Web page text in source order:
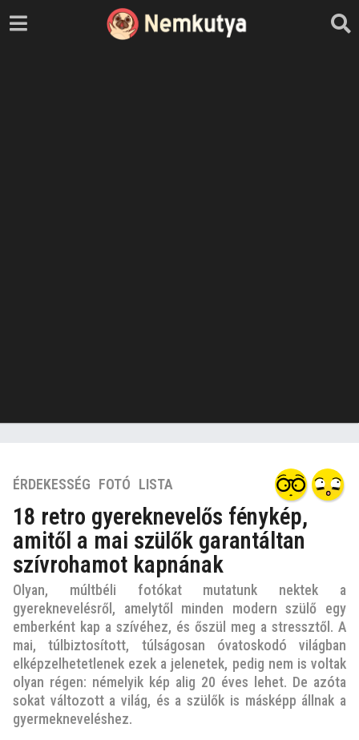
7
v
e
z
e
l
ő
t
7
é
v
ÉRDEKESSÉG ,FOTÓ ,LISTA
18 retro gyereknevelős fénykép,
amitől a mai szülők garantáltan
szívrohamot kapnának
Olyan, múltbéli fotókat mutatunk nektek a
gyereknevelésről, amelytől minden modern szülő egy
emberként kap a szívéhez, és őszül meg a stressztől. A
mai, túlbiztosított, túlságosan óvatoskodó világban
elképzelhetetlenek ezek a jelenetek, pedig nem is voltak
olyan régen: némelyik kép alig 20 éves lehet. De azóta
sokat változott a világ, és a szülők is másképp állnak a
gyermekneveléshez.